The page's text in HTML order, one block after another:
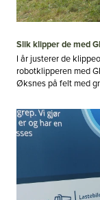
Slik klipper de med
I år justerer de
robotklipperen med
Øksnes på felt med